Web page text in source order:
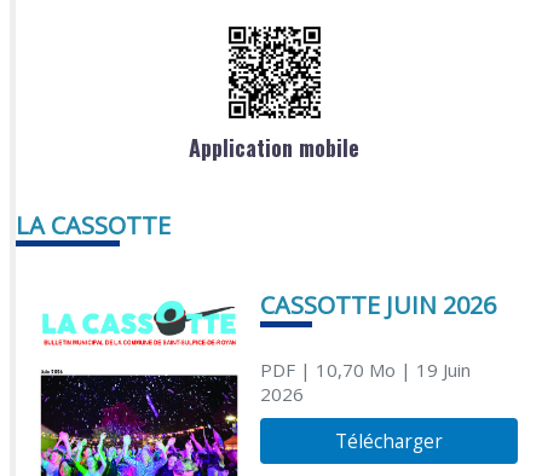
Application mobile
LA CASSOTTE
CASSOTTE JUIN 2026
PDF| 10,70 Mo | 19 Juin
2026
Télécharger